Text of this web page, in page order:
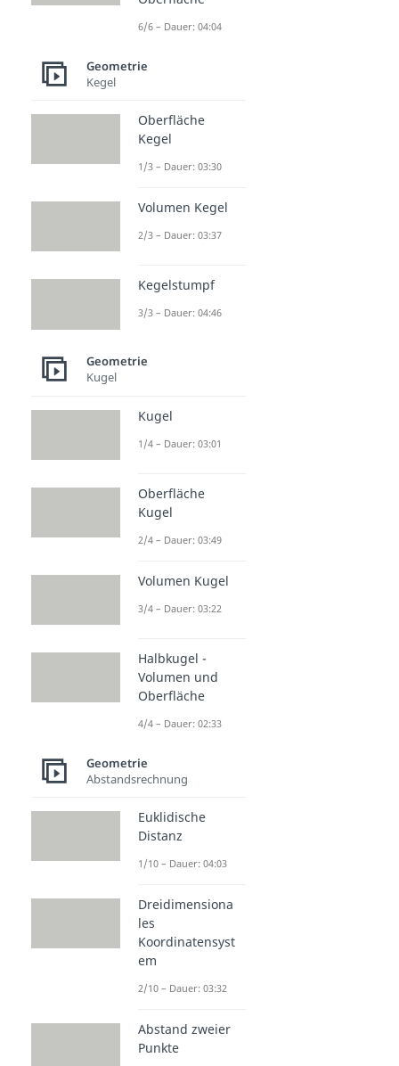
6/6 – Dauer: 04:04
Geometrie
Kegel
Oberfläche
Kegel
1/3 – Dauer: 03:30
Volumen Kegel
2/3 – Dauer: 03:37
Kegelstumpf
3/3 – Dauer: 04:46
Geometrie
Kugel
Kugel
1/4 – Dauer: 03:01
Oberfläche
Kugel
2/4 – Dauer: 03:49
Volumen Kugel
3/4 – Dauer: 03:22
Halbkugel -
Volumen und
Oberfläche
4/4 – Dauer: 02:33
Geometrie
Abstandsrechnung
Euklidische
Distanz
1/10 – Dauer: 04:03
Dreidimensiona
les
Koordinatensyst
em
2/10 – Dauer: 03:32
Abstand zweier
Punkte